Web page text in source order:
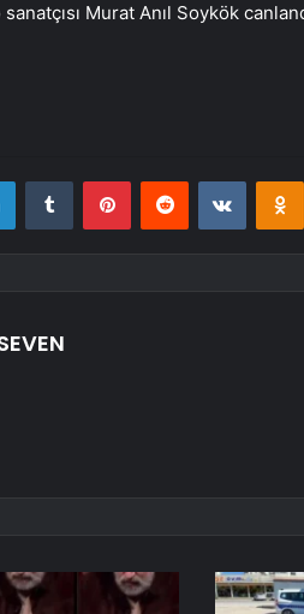
Murat Anıl Soykök
LinkedInTumblr PinterestReddit